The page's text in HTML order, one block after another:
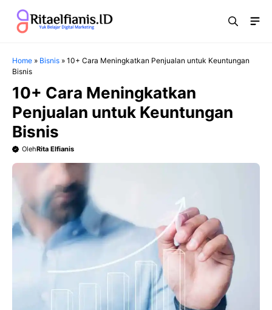
Langsung
Home » Bisnis » 10+ Cara Meningkatkan Penjualan untuk Keuntungan
Bisnis
10+ Cara Meningkatkan
Penjualan untuk Keuntungan
Bisnis
OlehRita Elfianis